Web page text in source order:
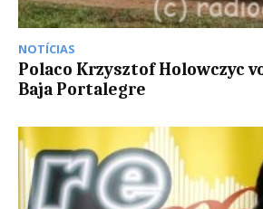
NOTÍCIAS
Polaco Krzysztof Holowczyc
Baja Portalegre